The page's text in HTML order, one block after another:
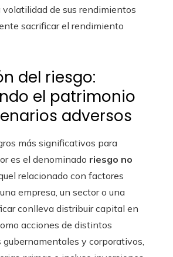
volatilidad de sus rendimientos
sacrificar el rendimiento
del riesgo:
el patrimonio
adversos
más significativos para
es el denominado riesgo no
relacionado con factores
empresa, un sector o una
conlleva distribuir capital en
acciones de distintos
gubernamentales y corporativos,